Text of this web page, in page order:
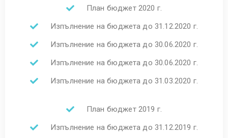
План бюджет 2020 г.
Изпълнение на бюджета до 31.12.2020 г.
Изпълнение на бюджета до 30.06.2020 г.
Изпълнение на бюджета до 30.06.2020 г.
Изпълнение на бюджета до 31.03.2020 г.
План бюджет 2019 г.
Изпълнение на бюджета до 31.12.2019 г.